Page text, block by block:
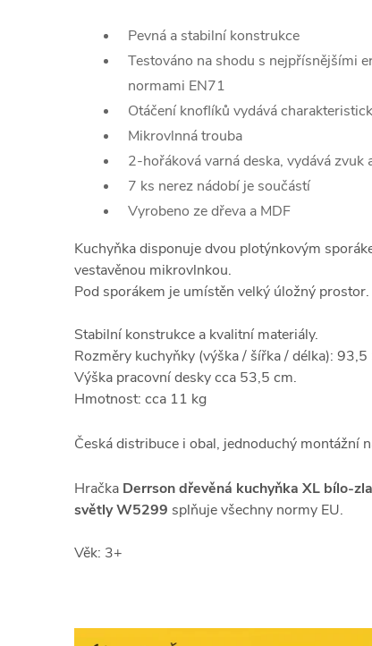
Pevná a stabilní konstrukce
Testováno na shodu s nejpřísnějšími
normami EN71
Otáčení knoflíků vydává
Mikrovlnná trouba
2-hořáková varná deska, vydává zvuk
7 ks nerez nádobí je součástí
Vyrobeno ze dřeva a MDF
Kuchyňka disponuje dvou plotýnkovým
vestavěnou mikrovlnkou.
Pod sporákem je umístěn velký úložný prostor.
Stabilní konstrukce a kvalitní materiály.
Rozměry kuchyňky (výška / šířka / délka): 93,5
Výška pracovní desky cca 53,5 cm.
Hmotnost: cca 11 kg
Česká distribuce i obal, jednoduchý montážní
Hračka Derrson dřevěná kuchyňka XL bílo-
světlyW5299 splňuje všechny normy EU.
Věk: 3+